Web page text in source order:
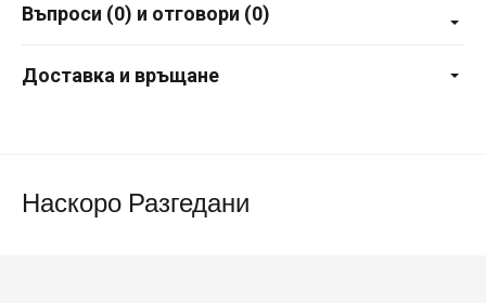
Въпроси (0) и отговори (0)
Доставка и връщане
Наскоро Разгедани